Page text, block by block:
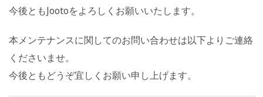
今後ともJootoをよろしくお願いいたします。
本メンテナンスに関してのお問い合わせは以下よりご連絡
くださいませ。
今後ともどうぞ宜しくお願い申し上げます。